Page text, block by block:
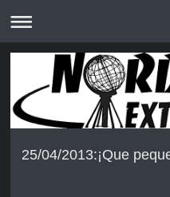
25/04/2013:¡Que